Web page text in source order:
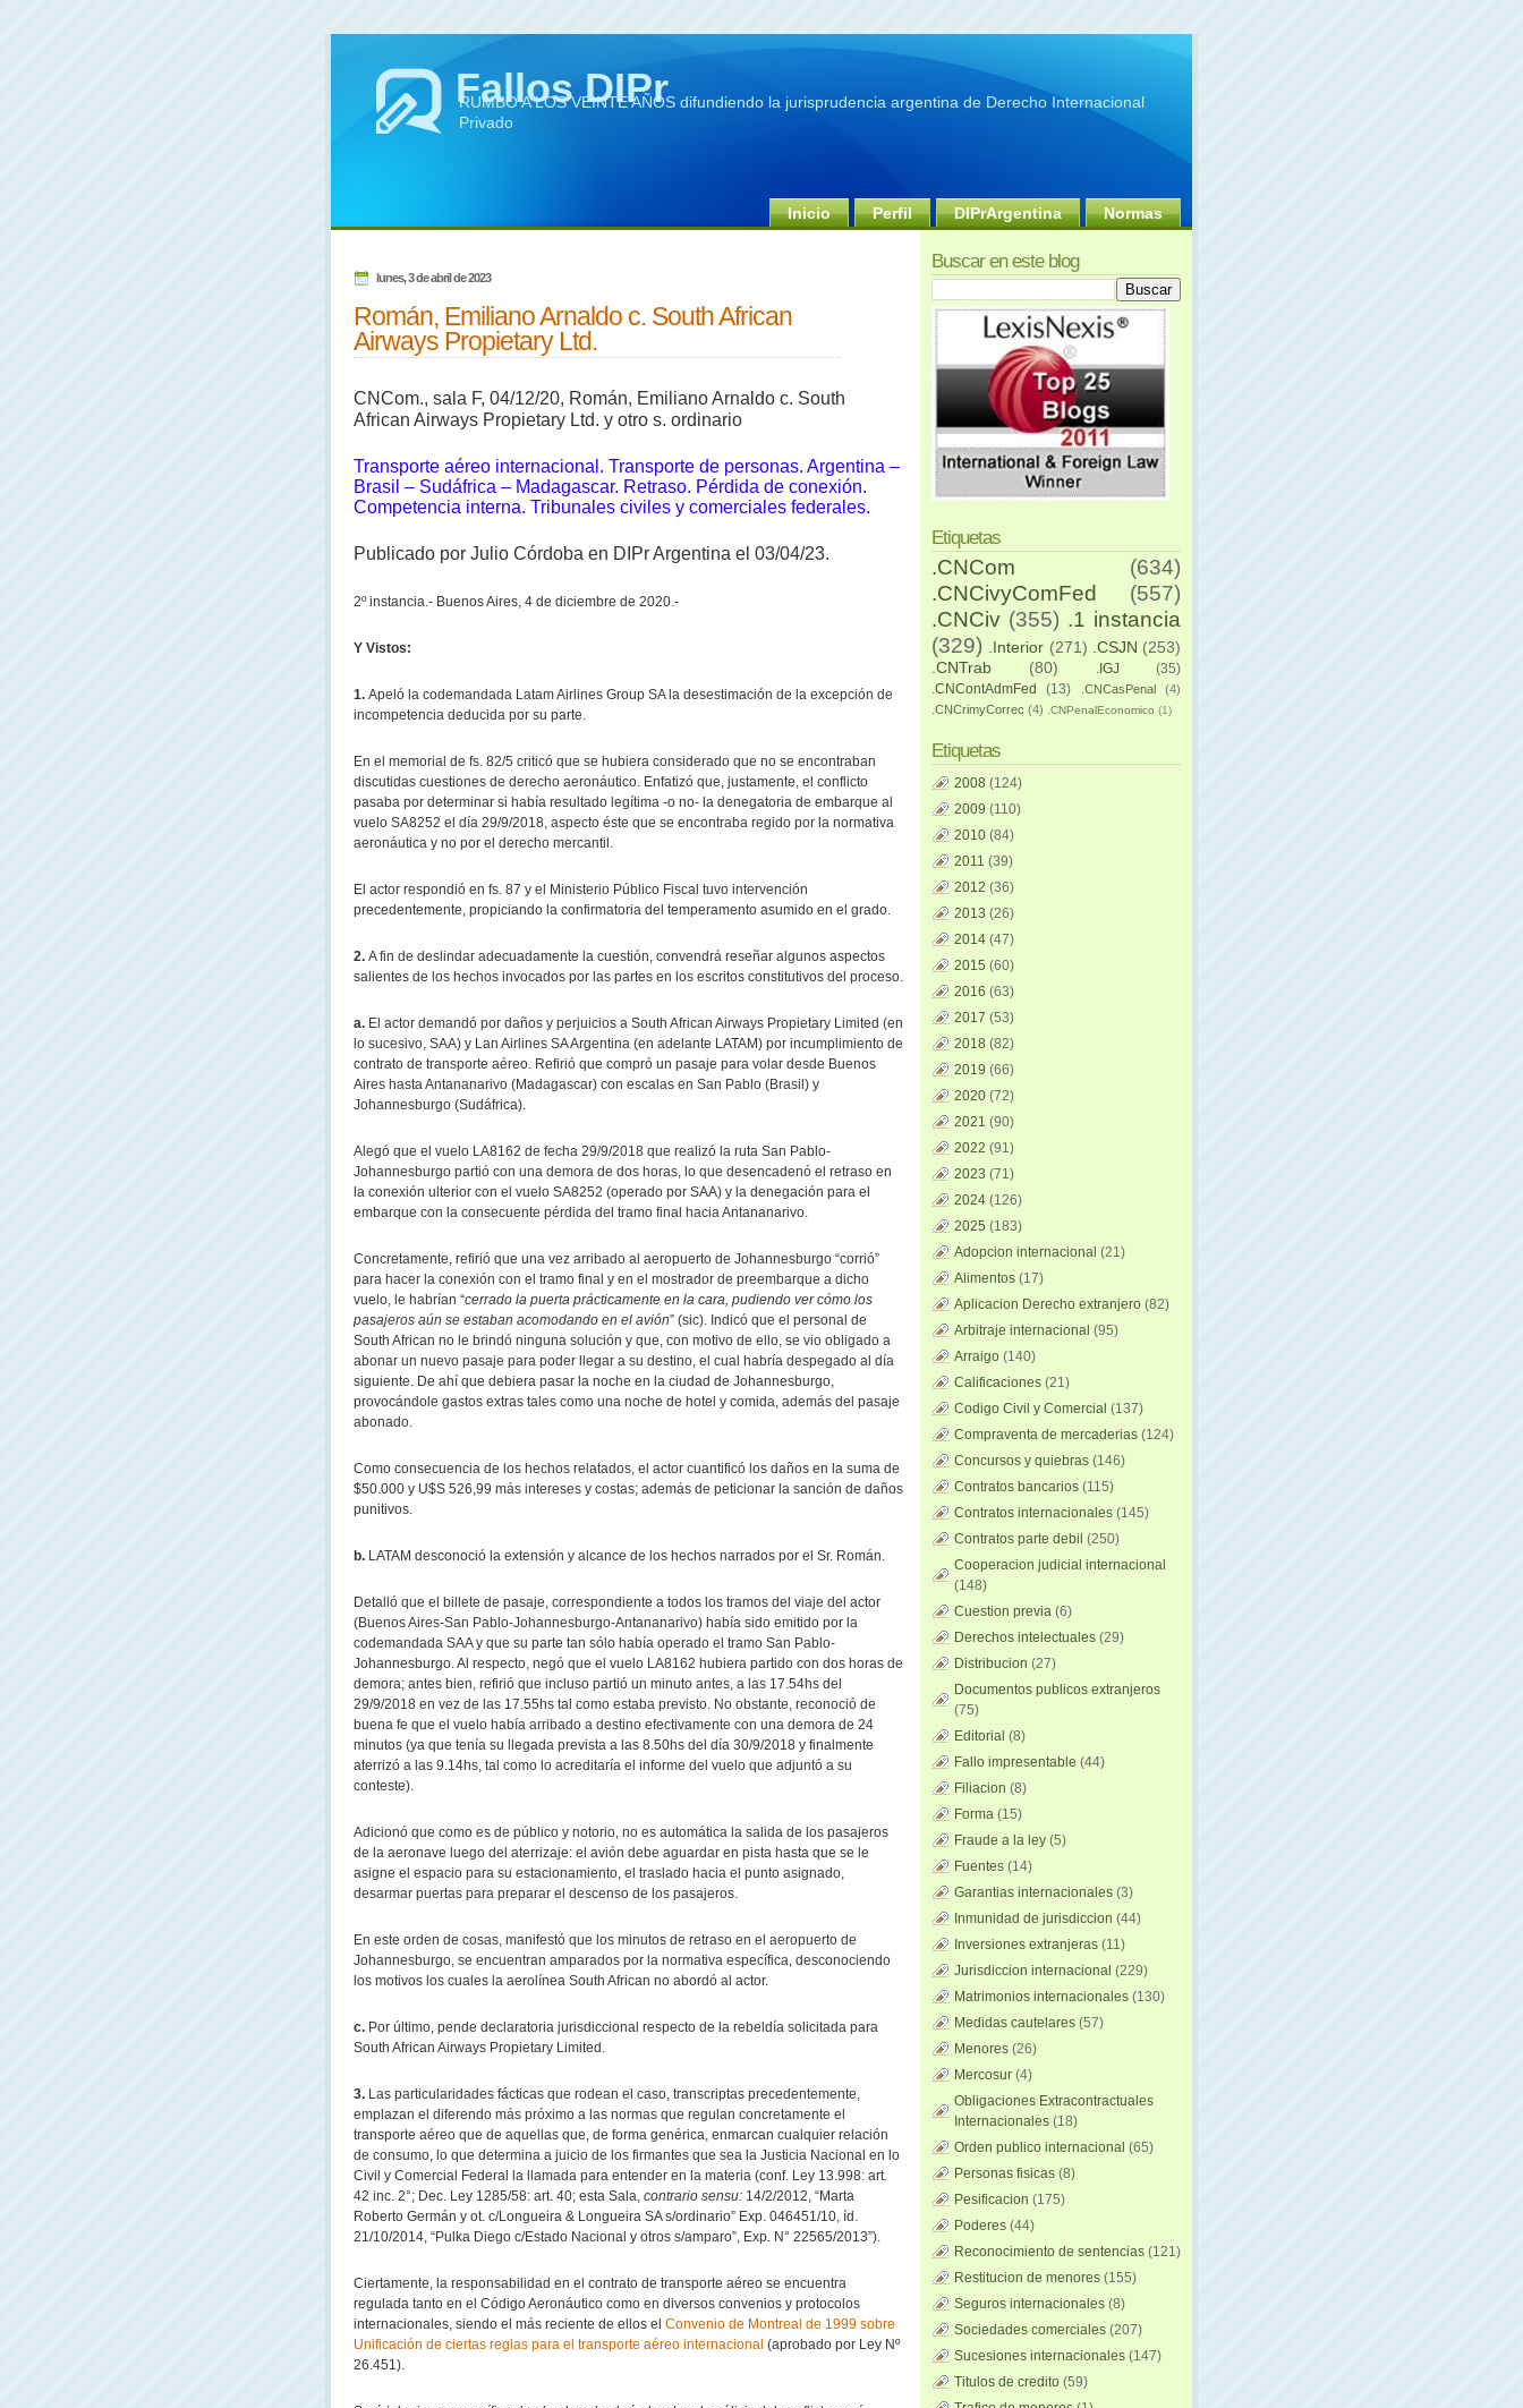
Fallos DIPr
RUMBO A LOS VEINTE AÑOS difundiendo la jurisprudencia argentina de Derecho Internacional
Privado
Inicio Perfil DIPrArgentina Normas
lunes, 3 de abril de 2023
Román, Emiliano Arnaldo c. South African
Airways Propietary Ltd.
CNCom., sala F, 04/12/20, Román, Emiliano Arnaldo c. South
African Airways Propietary Ltd. y otro s. ordinario
Transporte aéreo internacional. Transporte de personas. Argentina –
Brasil – Sudáfrica – Madagascar. Retraso. Pérdida de conexión.
Competencia interna. Tribunales civiles y comerciales federales.
Publicado por Julio Córdoba en DIPr Argentina el 03/04/23.
2º instancia.- Buenos Aires, 4 de diciembre de 2020.-
Y Vistos:
1. Apeló la codemandada Latam Airlines Group SA la desestimación de la excepción de
incompetencia deducida por su parte.
En el memorial de fs. 82/5 criticó que se hubiera considerado que no se encontraban
discutidas cuestiones de derecho aeronáutico. Enfatizó que, justamente, el conflicto
pasaba por determinar si había resultado legítima -o no- la denegatoria de embarque al
vuelo SA8252 el día 29/9/2018, aspecto éste que se encontraba regido por la normativa
aeronáutica y no por el derecho mercantil.
El actor respondió en fs. 87 y el Ministerio Público Fiscal tuvo intervención
precedentemente, propiciando la confirmatoria del temperamento asumido en el grado.
2. A fin de deslindar adecuadamente la cuestión, convendrá reseñar algunos aspectos
salientes de los hechos invocados por las partes en los escritos constitutivos del proceso.
a. El actor demandó por daños y perjuicios a South African Airways Propietary Limited (en
lo sucesivo, SAA) y Lan Airlines SA Argentina (en adelante LATAM) por incumplimiento de
contrato de transporte aéreo. Refirió que compró un pasaje para volar desde Buenos
Aires hasta Antananarivo (Madagascar) con escalas en San Pablo (Brasil) y
Johannesburgo (Sudáfrica).
Alegó que el vuelo LA8162 de fecha 29/9/2018 que realizó la ruta San Pablo-
Johannesburgo partió con una demora de dos horas, lo que desencadenó el retraso en
la conexión ulterior con el vuelo SA8252 (operado por SAA) y la denegación para el
embarque con la consecuente pérdida del tramo final hacia Antananarivo.
Concretamente, refirió que una vez arribado al aeropuerto de Johannesburgo “corrió”
para hacer la conexión con el tramo final y en el mostrador de preembarque a dicho
vuelo, le habrían “cerrado la puerta prácticamente en la cara, pudiendo ver cómo los
pasajeros aún se estaban acomodando en el avión” (sic). Indicó que el personal de
South African no le brindó ninguna solución y que, con motivo de ello, se vio obligado a
abonar un nuevo pasaje para poder llegar a su destino, el cual habría despegado al día
siguiente. De ahí que debiera pasar la noche en la ciudad de Johannesburgo,
provocándole gastos extras tales como una noche de hotel y comida, además del pasaje
abonado.
Como consecuencia de los hechos relatados, el actor cuantificó los daños en la suma de
$50.000 y U$S 526,99 más intereses y costas; además de peticionar la sanción de daños
punitivos.
b. LATAM desconoció la extensión y alcance de los hechos narrados por el Sr. Román.
Detalló que el billete de pasaje, correspondiente a todos los tramos del viaje del actor
(Buenos Aires-San Pablo-Johannesburgo-Antananarivo) había sido emitido por la
codemandada SAA y que su parte tan sólo había operado el tramo San Pablo-
Johannesburgo. Al respecto, negó que el vuelo LA8162 hubiera partido con dos horas de
demora; antes bien, refirió que incluso partió un minuto antes, a las 17.54hs del
29/9/2018 en vez de las 17.55hs tal como estaba previsto. No obstante, reconoció de
buena fe que el vuelo había arribado a destino efectivamente con una demora de 24
minutos (ya que tenía su llegada prevista a las 8.50hs del día 30/9/2018 y finalmente
aterrizó a las 9.14hs, tal como lo acreditaría el informe del vuelo que adjuntó a su
conteste).
Adicionó que como es de público y notorio, no es automática la salida de los pasajeros
de la aeronave luego del aterrizaje: el avión debe aguardar en pista hasta que se le
asigne el espacio para su estacionamiento, el traslado hacia el punto asignado,
desarmar puertas para preparar el descenso de los pasajeros.
En este orden de cosas, manifestó que los minutos de retraso en el aeropuerto de
Johannesburgo, se encuentran amparados por la normativa específica, desconociendo
los motivos los cuales la aerolínea South African no abordó al actor.
c. Por último, pende declaratoria jurisdiccional respecto de la rebeldía solicitada para
South African Airways Propietary Limited.
3. Las particularidades fácticas que rodean el caso, transcriptas precedentemente,
emplazan el diferendo más próximo a las normas que regulan concretamente el
transporte aéreo que de aquellas que, de forma genérica, enmarcan cualquier relación
de consumo, lo que determina a juicio de los firmantes que sea la Justicia Nacional en lo
Civil y Comercial Federal la llamada para entender en la materia (conf. Ley 13.998: art.
42 inc. 2°; Dec. Ley 1285/58: art. 40; esta Sala, contrario sensu: 14/2/2012, “Marta
Roberto Germán y ot. c/Longueira & Longueira SA s/ordinario” Exp. 046451/10, íd.
21/10/2014, “Pulka Diego c/Estado Nacional y otros s/amparo”, Exp. N° 22565/2013”).
Ciertamente, la responsabilidad en el contrato de transporte aéreo se encuentra
regulada tanto en el Código Aeronáutico como en diversos convenios y protocolos
internacionales, siendo el más reciente de ellos el Convenio de Montreal de 1999 sobre
Unificación de ciertas reglas para el transporte aéreo internacional (aprobado por Ley Nº
26.451).
Buscar en este blog
Etiquetas
.CNCom
(634)
.CNCivyComFed
(557)
.CNCiv (355) .1 instancia
(329)
.Interior (271) .CSJN (253)
.CNTrab
(80) .IGJ
(35)
.CNContAdmFed
(13) .CNCasPenal
(4)
.CNCrimyCorrec (4) .CNPenalEconomico (1)
Etiquetas
2008 (124)
2009 (110)
2010 (84)
2011 (39)
2012 (36)
2013 (26)
2014 (47)
2015 (60)
2016 (63)
2017 (53)
2018 (82)
2019 (66)
2020 (72)
2021 (90)
2022 (91)
2023 (71)
2024 (126)
2025 (183)
Adopcion internacional (21)
Alimentos (17)
Aplicacion Derecho extranjero (82)
Arbitraje internacional (95)
Arraigo (140)
Calificaciones (21)
Codigo Civil y Comercial (137)
Compraventa de mercaderias (124)
Concursos y quiebras (146)
Contratos bancarios (115)
Contratos internacionales (145)
Contratos parte debil (250)
Cooperacion judicial internacional
(148)
Cuestion previa (6)
Derechos intelectuales (29)
Distribucion (27)
Documentos publicos extranjeros
(75)
Editorial (8)
Fallo impresentable (44)
Filiacion (8)
Forma (15)
Fraude a la ley (5)
Fuentes (14)
Garantias internacionales (3)
Inmunidad de jurisdiccion (44)
Inversiones extranjeras (11)
Jurisdiccion internacional (229)
Matrimonios internacionales (130)
Medidas cautelares (57)
Menores (26)
Mercosur (4)
Obligaciones Extracontractuales
Internacionales (18)
Orden publico internacional (65)
Personas fisicas (8)
Pesificacion (175)
Poderes (44)
Reconocimiento de sentencias (121)
Restitucion de menores (155)
Seguros internacionales (8)
Sociedades comerciales (207)
Sucesiones internacionales (147)
Titulos de credito (59)